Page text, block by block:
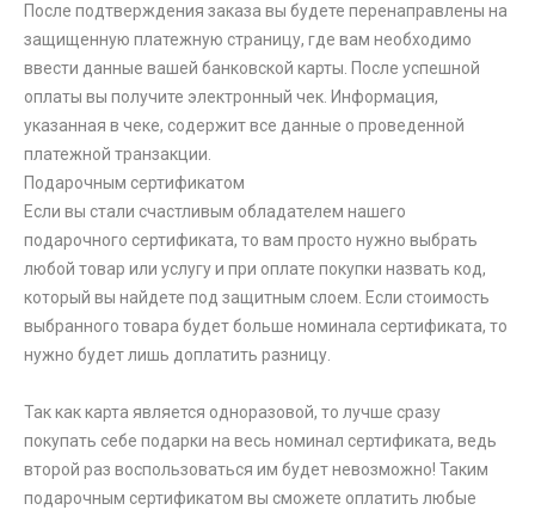
После подтверждения заказа вы будете перенаправлены на
защищенную платежную страницу, где вам необходимо
ввести данные вашей банковской карты. После успешной
оплаты вы получите электронный чек. Информация,
указанная в чеке, содержит все данные о проведенной
платежной транзакции.
Подарочным сертификатом
Если вы стали счастливым обладателем нашего
подарочного сертификата, то вам просто нужно выбрать
любой товар или услугу и при оплате покупки назвать код,
который вы найдете под защитным слоем. Если стоимость
выбранного товара будет больше номинала сертификата, то
нужно будет лишь доплатить разницу.
Так как карта является одноразовой, то лучше сразу
покупать себе подарки на весь номинал сертификата, ведь
второй раз воспользоваться им будет невозможно! Таким
подарочным сертификатом вы сможете оплатить любые